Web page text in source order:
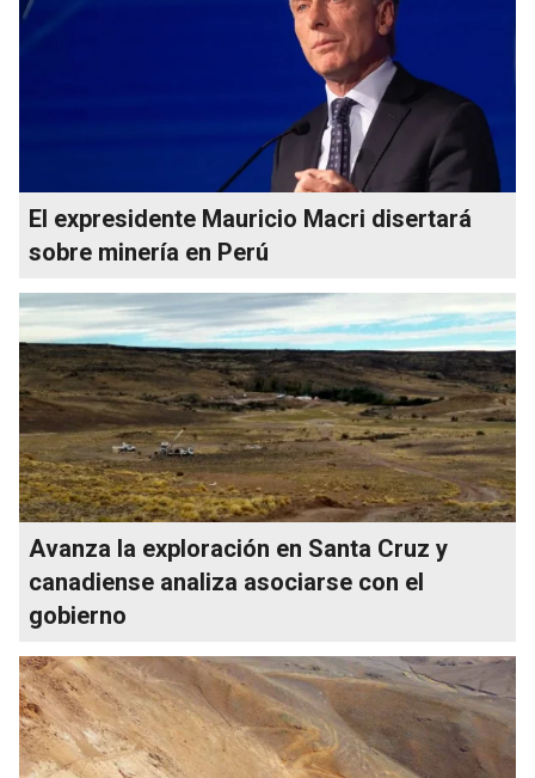
El expresidente Mauricio Macri disertará
sobre minería en Perú
Avanza la exploración en Santa Cruz y
canadiense analiza asociarse con el
gobierno